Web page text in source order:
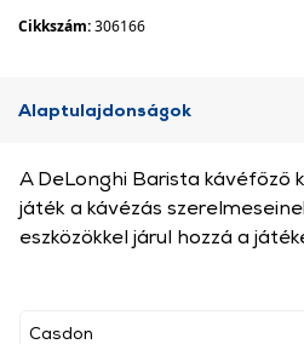
Cikkszám:306166
Alaptulajdonságok
Casdon
A DeLonghi Barista kávéfőző
játék a kávézás
eszközökkel járul hozzá a